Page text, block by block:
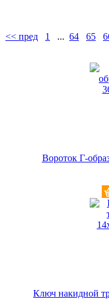
<< пред
1 ... 64 65
Вороток Г-
Ключ накидной